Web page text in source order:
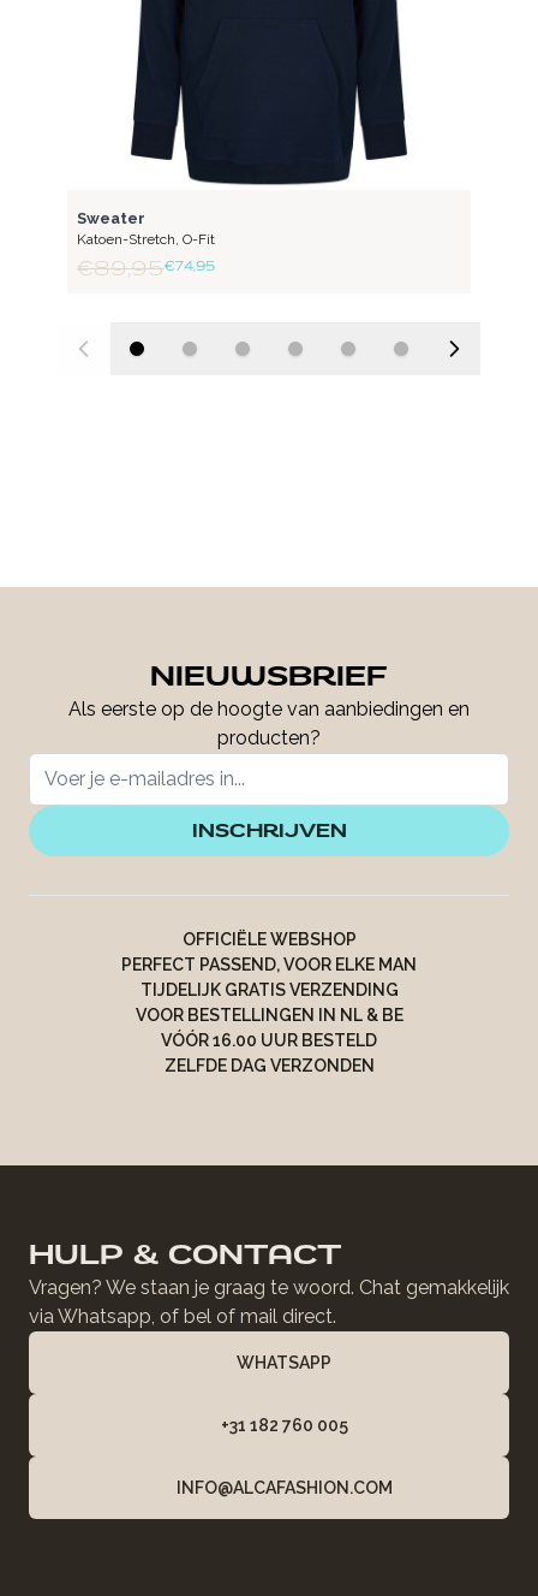
Sweater
Katoen-Stretch, O-Fit
€ 74,95
€ 89,95
NIEUWSBRIEF
Als eerste op de hoogte van aanbiedingen en
producten?
INSCHRIJVEN
OFFICIËLE WEBSHOP
PERFECT PASSEND, VOOR ELKE MAN
TIJDELIJK GRATIS VERZENDING
VOOR BESTELLINGEN IN NL & BE
VÓÓR 16.00 UUR BESTELD
ZELFDE DAG VERZONDEN
HULP & CONTACT
Vragen? We staan je graag te woord. Chat gemakkelijk
via Whatsapp, of bel of mail direct.
WHATSAPP
+31 182 760 005
INFO@ALCAFASHION.COM